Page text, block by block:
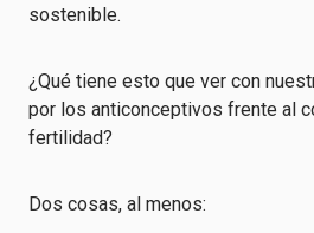
sostenible.
¿Qué tiene esto que ver con
por los anticonceptivos frente al
fertilidad?
Dos cosas, al menos: